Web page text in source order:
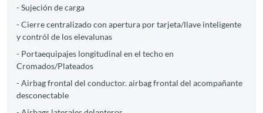
- Sujeción de carga
- Cierre centralizado con apertura por tarjeta/llave inteligente
y contról de los elevalunas
- Portaequipajes longitudinal en el techo en
Cromados/Plateados
- Airbag frontal del conductor. airbag frontal del acompañante
desconectable